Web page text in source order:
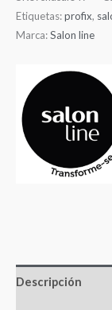
Etiquetas:profix,
Marca:Salon line
Descripción